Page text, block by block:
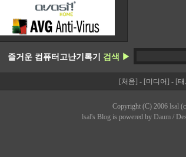
즐거운 컴퓨터고난기록기 검색 ▶
[처음] - [미디어] - [태
Copyright (C) 2006 lsal
lsal's Blog is powered by Daum/